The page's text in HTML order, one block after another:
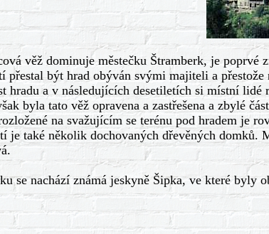
věž dominuje městečku Štramberk, je poprvé
přestal být hrad obýván svými majiteli a
hradu a v následujících desetiletích si místní
byla tato věž opravena a zastřešena a zbylé
na svažujícím se terénu pod hradem je
je také několik dochovaných dřevěných
se nachází známá jeskyně Šipka, ve které byly